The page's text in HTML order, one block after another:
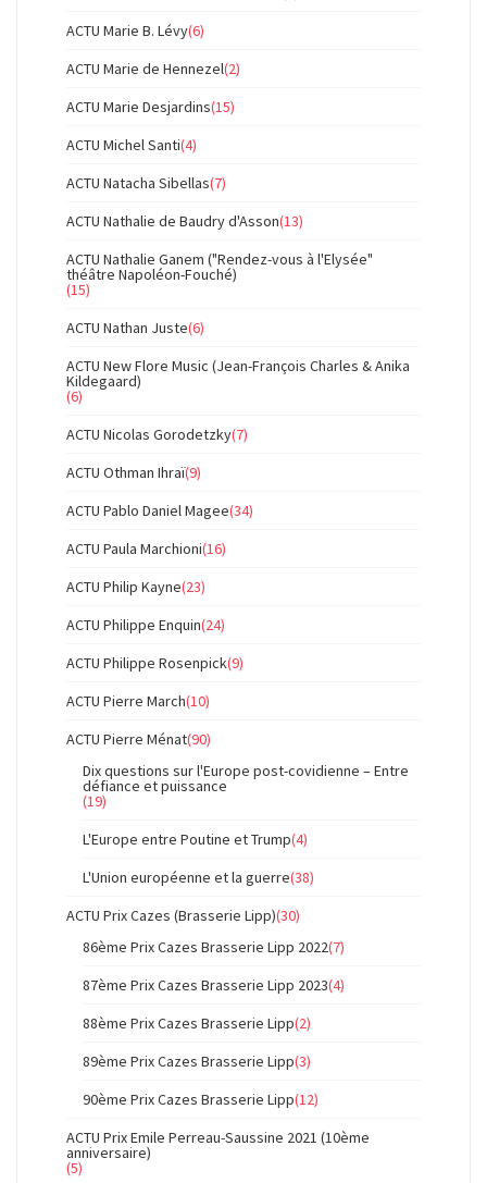
ACTU Marie B. Lévy(6)
ACTU Marie de Hennezel(2)
ACTU Marie Desjardins(15)
ACTU Michel Santi(4)
ACTU Natacha Sibellas(7)
ACTU Nathalie de Baudry d'Asson(13)
ACTU Nathalie Ganem ("Rendez-vous à l'Elysée"
théâtre Napoléon-Fouché)
(15)
ACTU Nathan Juste(6)
ACTU New Flore Music (Jean-François Charles & Anika
Kildegaard)
(6)
ACTU Nicolas Gorodetzky(7)
ACTU Othman Ihraï(9)
ACTU Pablo Daniel Magee(34)
ACTU Paula Marchioni(16)
ACTU Philip Kayne(23)
ACTU Philippe Enquin(24)
ACTU Philippe Rosenpick(9)
ACTU Pierre March(10)
ACTU Pierre Ménat(90)
Dix questions sur l'Europe post-covidienne – Entre
défiance et puissance
(19)
L'Europe entre Poutine et Trump(4)
L'Union européenne et la guerre(38)
ACTU Prix Cazes (Brasserie Lipp)(30)
86ème Prix Cazes Brasserie Lipp 2022(7)
87ème Prix Cazes Brasserie Lipp 2023(4)
88ème Prix Cazes Brasserie Lipp(2)
89ème Prix Cazes Brasserie Lipp(3)
90ème Prix Cazes Brasserie Lipp(12)
ACTU Prix Emile Perreau-Saussine 2021 (10ème
anniversaire)
(5)